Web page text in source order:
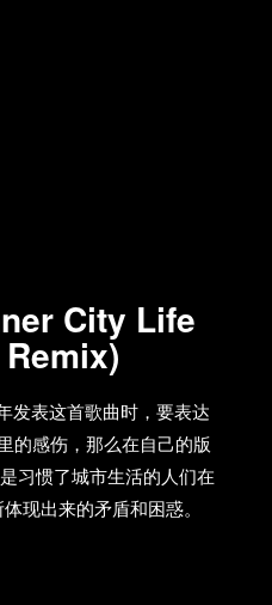
City Life
发表这首歌曲时，要表达
的感伤，那么在自己的版
习惯了城市生活的人们在
现出来的矛盾和困惑。